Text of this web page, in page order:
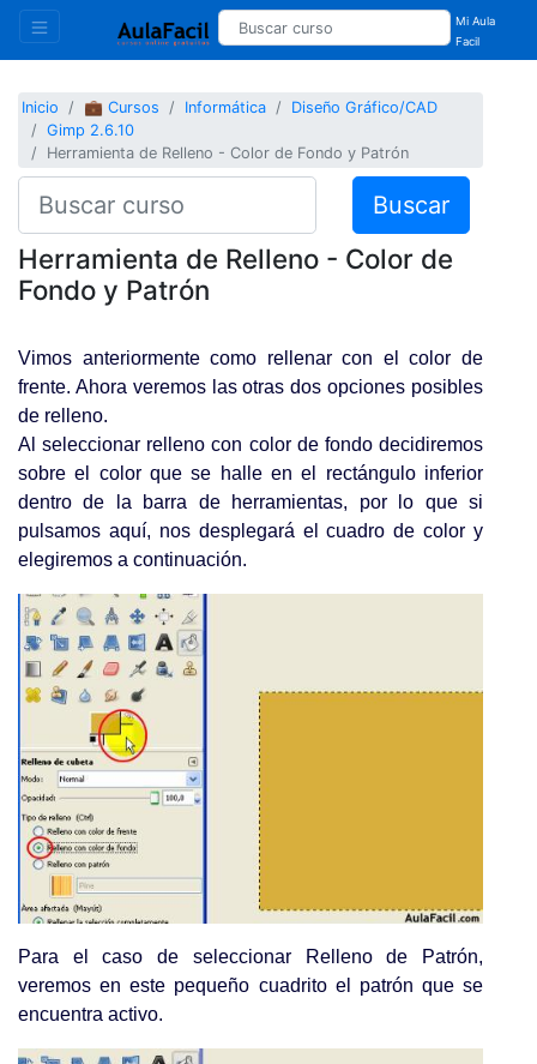
Mi Aula
Facil
Inicio 💼 Cursos Informática
Diseño Gráfico/CAD
Gimp 2.6.10
Herramienta de Relleno - Color de Fondo y Patrón
Buscar
Herramienta de Relleno - Color de
Fondo y Patrón
Vimos anteriormente como rellenar con el color de
frente. Ahora veremos las otras dos opciones posibles
de relleno.
Al seleccionar relleno con color de fondo decidiremos
sobre el color que se halle en el rectángulo inferior
dentro de la barra de herramientas, por lo que si
pulsamos aquí, nos desplegará el cuadro de color y
elegiremos a continuación.
Para el caso de seleccionar Relleno de Patrón,
veremos en este pequeño cuadrito el patrón que se
encuentra activo.